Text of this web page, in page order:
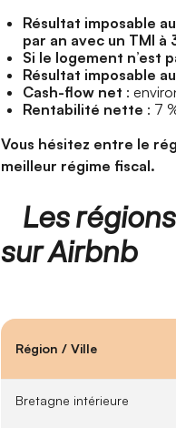
Résultat imposable
par an avec un TMI à
Si le logement n’est
Résultat imposable
Cash-flow net :
Rentabilité nette : 7
Vous hésitez entre le
meilleur régime fiscal.
Les
sur Airbnb
Région / Ville
Bretagne intérieure